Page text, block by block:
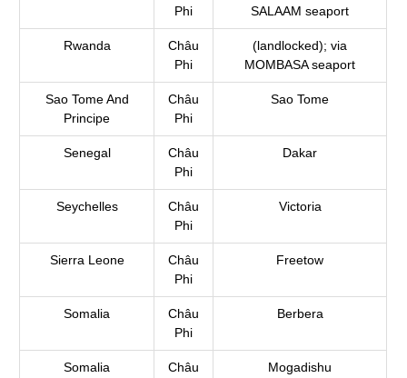
Phi
SALAAM seaport
Rwanda
Châu
Phi
(landlocked); via
MOMBASA seaport
Sao Tome And
Principe
Châu
Phi
Sao Tome
Senegal
Châu
Phi
Dakar
Seychelles
Châu
Phi
Victoria
Sierra Leone
Châu
Phi
Freetow
Somalia
Châu
Phi
Berbera
Somalia
Châu
Mogadishu